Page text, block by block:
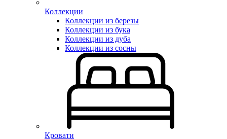
Коллекции
Коллекции из березы
Коллекции из бука
Коллекции из дуба
Коллекции из сосны
Кровати